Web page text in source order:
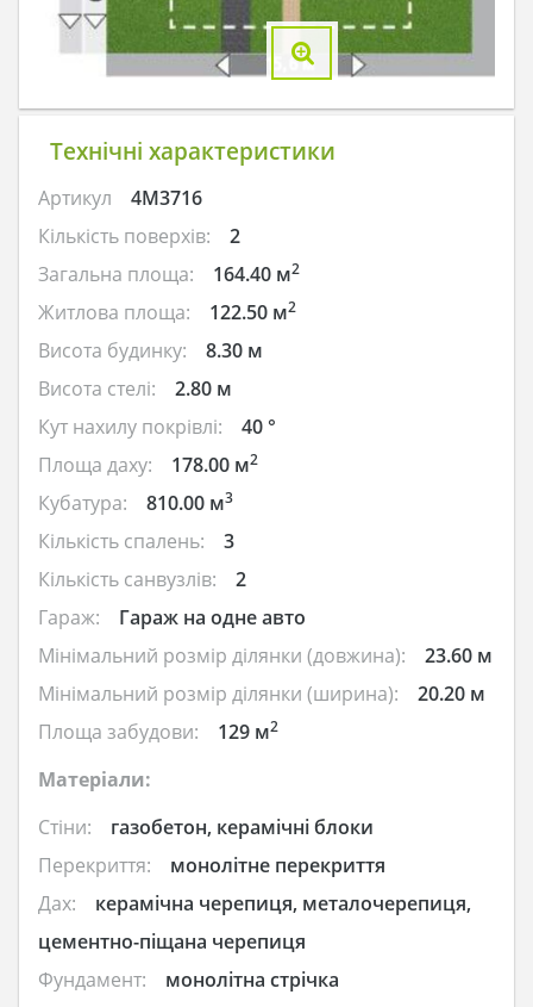
Технічні характеристики
Артикул
4M3716
Кількість поверхів:
2
Загальна площа:
164.40 м2
Житлова площа: 122.50 м2
Висота будинку:
8.30 м
Висота стелі:
2.80 м
Кут нахилу покрівлі:
40 °
Площа даху:
178.00 м2
Кубатура: 810.00 м3
Кількість спалень:
3
Кількість санвузлів:
2
Гараж:
Гараж на одне авто
Мінімальний розмір ділянки (довжина):
23.60 м
Мінімальний розмір ділянки (ширина):
20.20 м
Площа забудови:
129 м2
Матеріали:
Стіни:
газобетон, керамічні блоки
Перекриття:
монолітне перекриття
Дах:
керамічна черепиця, металочерепиця,
цементно-піщана черепиця
Фундамент:
монолітна стрічка